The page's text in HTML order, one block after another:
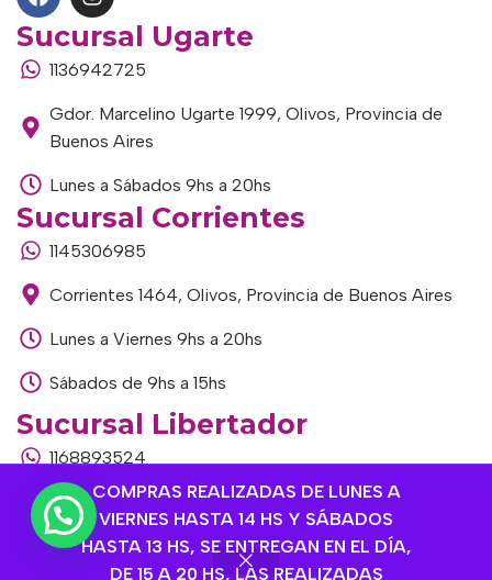
COMPRAS REALIZADAS DE LUNES A
VIERNES HASTA 14 HS Y SÁBADOS
HASTA 13 HS, SE ENTREGAN EN EL DÍA,
DE 15 A 20 HS, LAS REALIZADAS
Sucursal Ugarte
1136942725
Gdor. Marcelino Ugarte 1999, Olivos, Provincia de
Buenos Aires
Lunes a Sábados 9hs a 20hs
Sucursal Corrientes
1145306985
Corrientes 1464, Olivos, Provincia de Buenos Aires
Lunes a Viernes 9hs a 20hs
Sábados de 9hs a 15hs
Sucursal Libertador
1168893524
Av. del Libertador 1915, Vte. López, Provincia de
Buenos Aires
Lunes a Viernes de 9hs a 13hs / 16hs a 20hs